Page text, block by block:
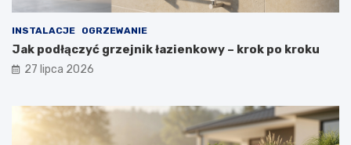
INSTALACJE OGRZEWANIE
Jak podłączyć grzejnik łazienkowy – krok po kroku
27 lipca 2026